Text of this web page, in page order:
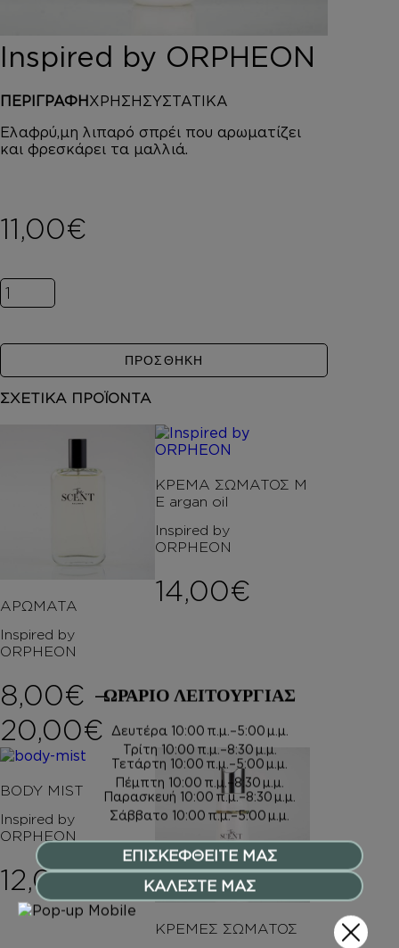
HOROMIA
SPECIAL OFFERS
ΣΥΝΔΕΣΗ
ΚΑΛΑΘΙ
Inspired by ORPHEON
ΠΕΡΙΓΡΑΦΗ ΧΡΗΣΗ ΣΥΣΤΑΤΙΚΑ
Ελαφρύ,μη λιπαρό σπρέι που αρωματίζει
και φρεσκάρει τα μαλλιά.
11,00€
Inspired by ORPHEON ποσότητα
ΠΡΟΣΘΗΚΗ
ΣΧΕΤΙΚΑ ΠΡΟΪΟΝΤΑ
ΑΡΩΜΑΤΑ
Inspired by
ORPHEON
8,00€ –
20,00€ Price range: 8,00€
ΚΡΕΜΑ ΣΩΜΑΤΟΣ Μ
Ε argan oil
Inspired by
ORPHEON
14,00€
BODY MIST
Inspired by
ORPHEON
12,00€
ΚΡΕΜΕΣ ΣΩΜΑΤΟΣ
ΩΡΑΡΙΟ ΛΕΙΤΟΥΡΓΙΑΣ
Δευτέρα 10:00 π.μ.–5:00 μ.μ.
Τρίτη 10:00 π.μ.–8:30 μ.μ.
Τετάρτη 10:00 π.μ.–5:00 μ.μ.
Πέμπτη 10:00 π.μ.–8:30 μ.μ.
Παρασκευή 10:00 π.μ.–8:30 μ.μ.
Σάββατο 10:00 π.μ.–5:00 μ.μ.
ΕΠΙΣΚΕΦΘΕΙΤΕ ΜΑΣ
ΚΑΛΕΣΤΕ ΜΑΣ